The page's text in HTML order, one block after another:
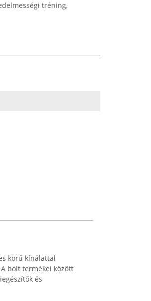
tréning,
körű kínálattal
bolt termékei között
és